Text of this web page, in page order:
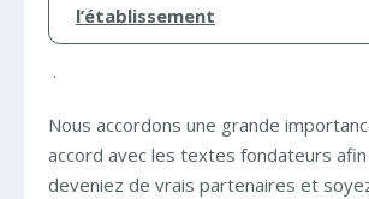
l’établissement
.
Nous accordons une grande
accord avec les textes fondateurs
deveniez de vrais partenaires et